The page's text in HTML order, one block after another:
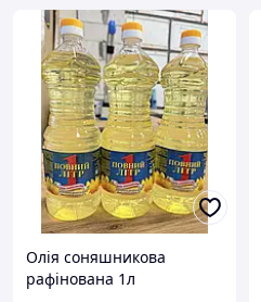
Олія соняшникова
рафінована 1л